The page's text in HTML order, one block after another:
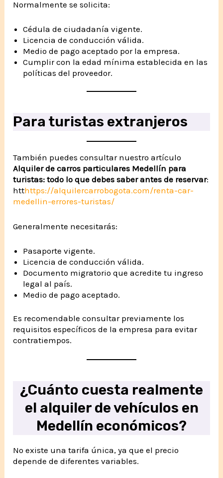
Normalmente se solicita:
Cédula de ciudadanía vigente.
Licencia de conducción válida.
Medio de pago aceptado por la empresa.
Cumplir con la edad mínima establecida en las
políticas del proveedor.
Para turistas extranjeros
También puedes consultar nuestro artículo
Alquiler de carros particulares Medellín para
turistas: todo lo que debes saber antes de reservar:
htthttps://alquilercarrobogota.com/renta-car-
medellin-errores-turistas/
Generalmente necesitarás:
Pasaporte vigente.
Licencia de conducción válida.
Documento migratorio que acredite tu ingreso
legal al país.
Medio de pago aceptado.
Es recomendable consultar previamente los
requisitos específicos de la empresa para evitar
contratiempos.
¿Cuánto cuesta realmente
el alquiler de vehículos en
Medellín económicos?
No existe una tarifa única, ya que el precio
depende de diferentes variables.